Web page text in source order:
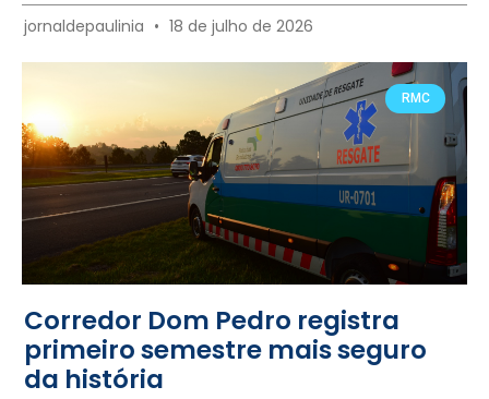
jornaldepaulinia 18 de julho de 2026
RMC
Corredor Dom Pedro registra
primeiro semestre mais seguro
da história